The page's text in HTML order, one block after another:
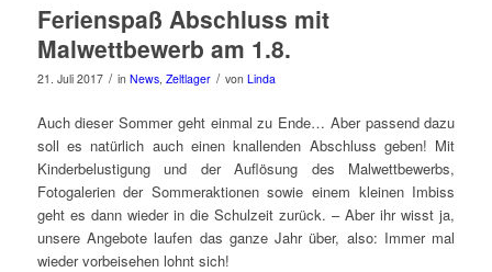
Ferienspaß Abschluss mit
Malwettbewerb am 1.8.
21. Juli 2017 / in News, Zeltlager / von Linda
Auch dieser Sommer geht einmal zu Ende… Aber passend dazu
soll es natürlich auch einen knallenden Abschluss geben! Mit
Kinderbelustigung und der Auflösung des Malwettbewerbs,
Fotogalerien der Sommeraktionen sowie einem kleinen Imbiss
geht es dann wieder in die Schulzeit zurück. – Aber ihr wisst ja,
unsere Angebote laufen das ganze Jahr über, also: Immer mal
wieder vorbeisehen lohnt sich!